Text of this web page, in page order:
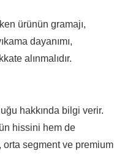
ürünün gramajı,
dayanımı,
alınmalıdır.
hakkında bilgi verir.
hissini hem de
orta segment ve premium